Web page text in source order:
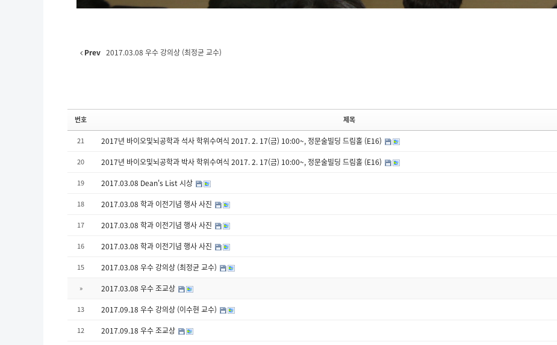
Prev 2017.03.08 우수 강의상 (최정균 교수)
번호 제목
21 2017년 바이오및뇌공학과 석사 학위수여식 2017. 2. 17(금) 10:00~, 정문술빌딩 드림홀 (E16)
20 2017년 바이오및뇌공학과 박사 학위수여식 2017. 2. 17(금) 10:00~, 정문술빌딩 드림홀 (E16)
19 2017.03.08 Dean's List 시상
18 2017.03.08 학과 이전기념 행사 사진
17 2017.03.08 학과 이전기념 행사 사진
16 2017.03.08 학과 이전기념 행사 사진
15 2017.03.08 우수 강의상 (최정균 교수)
» 2017.03.08 우수 조교상
13 2017.09.18 우수 강의상 (이수현 교수)
12 2017.09.18 우수 조교상